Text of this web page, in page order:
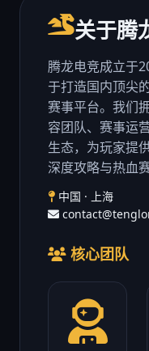
关于腾
腾龙电竞成立于
于打造国内顶尖
赛事平台。我们
容团队、赛事运
生态，为玩家提
深度攻略与热血赛
中国 · 上海
核心团队